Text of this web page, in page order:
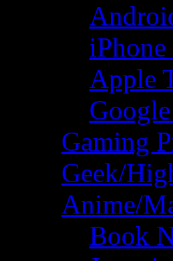
iPhone
Apple
Gaming
Geek/
Anime/
Book